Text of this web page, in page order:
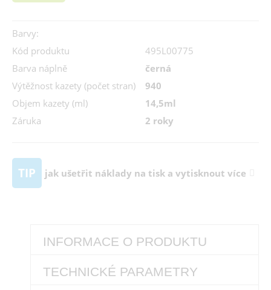
Barvy:
Kód produktu
495L00775
Barva náplně
černá
Výtěžnost kazety (počet stran)
940
Objem kazety (ml)
14,5ml
Záruka
2 roky
TIP jak ušetřit náklady na tisk a vytisknout více
INFORMACE O PRODUKTU
TECHNICKÉ PARAMETRY